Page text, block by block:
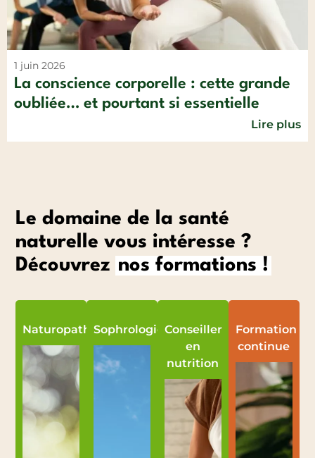
1 juin 2026
La conscience corporelle : cette grande
oubliée… et pourtant si essentielle
Lire plus
Le domaine de la santé
naturelle vous intéresse ?
Découvrez nos formations !
NaturopathieSophrologie Conseiller
en
nutrition
Formation
continue